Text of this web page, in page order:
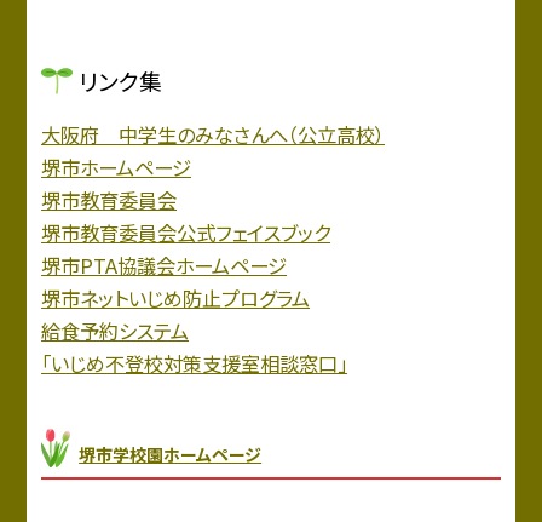
リンク集
大阪府 中学生のみなさんへ（公立高校）
堺市ホームページ
堺市教育委員会
堺市教育委員会公式フェイスブック
堺市PTA協議会ホームページ
堺市ネットいじめ防止プログラム
給食予約システム
「いじめ不登校対策支援室相談窓口」
堺市学校園ホームページ